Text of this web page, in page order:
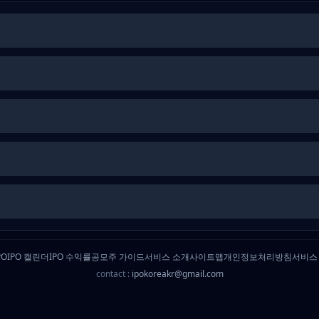
IPO 캘린더IPO 수익률공모주 가이드서비스 소개사이트맵개인정보처리방침서비
contact : ipokoreakr@gmail.com